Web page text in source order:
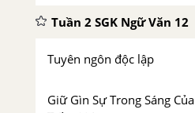
Tuần 2 SGK Ngữ Văn 12
Tuyên ngôn độc lập
Giữ Gìn Sự Trong Sáng Của